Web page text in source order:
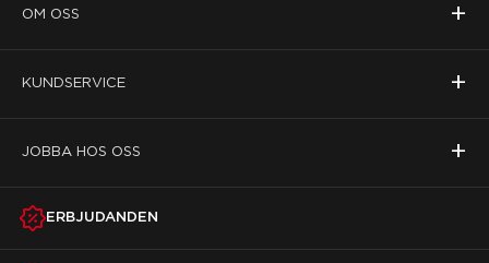
OM OSS +
KUNDSERVICE +
JOBBA HOS OSS +
ERBJUDANDEN